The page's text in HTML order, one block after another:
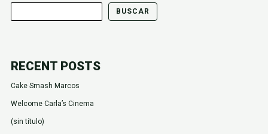
BUSCAR
RECENT POSTS
Cake Smash Marcos
Welcome Carla’s Cinema
(sin título)